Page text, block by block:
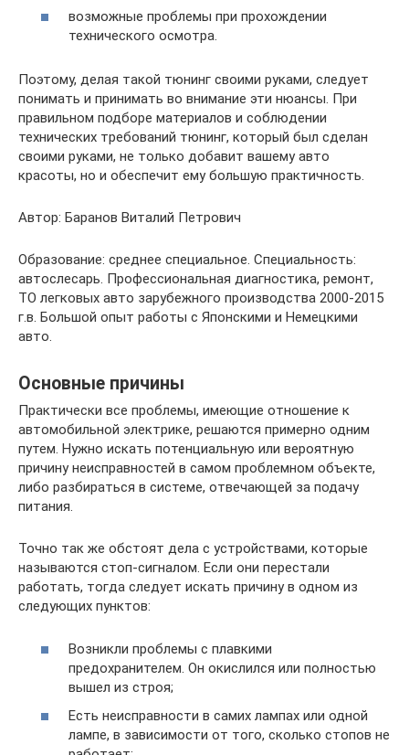
возможные проблемы при прохождении
технического осмотра.
Поэтому, делая такой тюнинг своими руками, следует
понимать и принимать во внимание эти нюансы. При
правильном подборе материалов и соблюдении
технических требований тюнинг, который был сделан
своими руками, не только добавит вашему авто
красоты, но и обеспечит ему большую практичность.
Автор: Баранов Виталий Петрович
Образование: среднее специальное. Специальность:
автослесарь. Профессиональная диагностика, ремонт,
ТО легковых авто зарубежного производства 2000-2015
г.в. Большой опыт работы с Японскими и Немецкими
авто.
Основные причины
Практически все проблемы, имеющие отношение к
автомобильной электрике, решаются примерно одним
путем. Нужно искать потенциальную или вероятную
причину неисправностей в самом проблемном объекте,
либо разбираться в системе, отвечающей за подачу
питания.
Точно так же обстоят дела с устройствами, которые
называются стоп-сигналом. Если они перестали
работать, тогда следует искать причину в одном из
следующих пунктов:
Возникли проблемы с плавкими
предохранителем. Он окислился или полностью
вышел из строя;
Есть неисправности в самих лампах или одной
лампе, в зависимости от того, сколько стопов не